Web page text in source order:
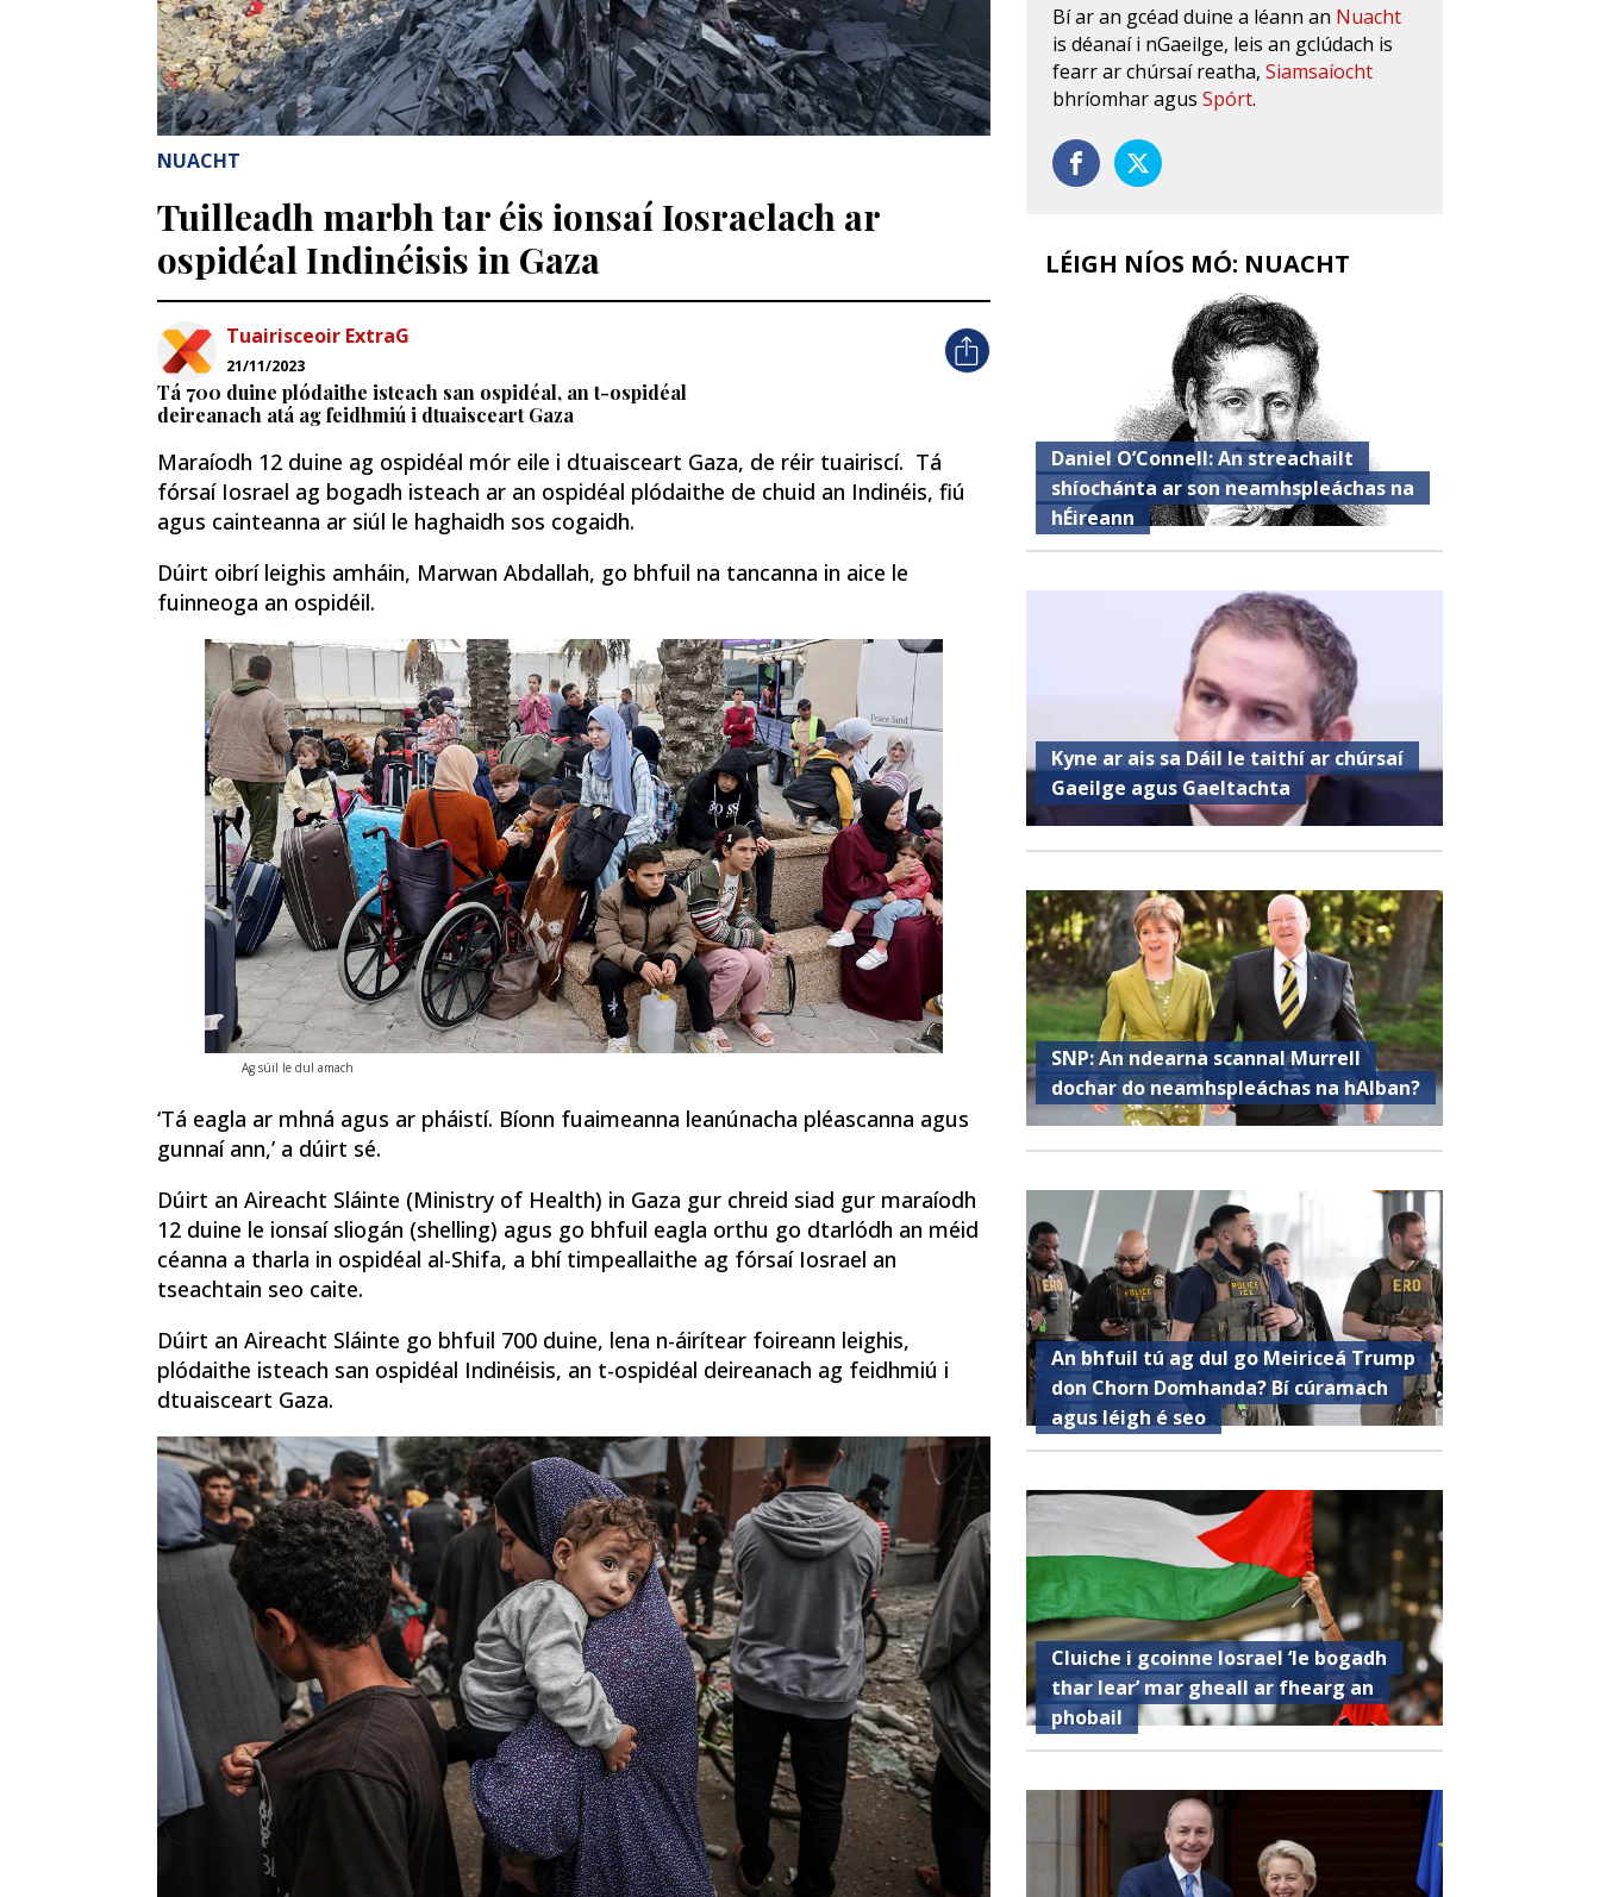
NUACHT
Tuilleadh marbh tar éis ionsaí Iosraelach ar
ospidéal Indinéisis in Gaza
Tuairisceoir ExtraG
21/11/2023
Tá 700 duine plódaithe isteach san ospidéal, an t-ospidéal
deireanach atá ag feidhmiú i dtuaisceart Gaza
Maraíodh 12 duine ag ospidéal mór eile i dtuaisceart Gaza, de réir tuairiscí. Tá
fórsaí Iosrael ag bogadh isteach ar an ospidéal plódaithe de chuid an Indinéis, fiú
agus cainteanna ar siúl le haghaidh sos cogaidh.
Dúirt oibrí leighis amháin, Marwan Abdallah, go bhfuil na tancanna in aice le
fuinneoga an ospidéil.
Ag súil le dul amach
‘Tá eagla ar mhná agus ar pháistí. Bíonn fuaimeanna leanúnacha pléascanna agus
gunnaí ann,’ a dúirt sé.
Dúirt an Aireacht Sláinte (Ministry of Health) in Gaza gur chreid siad gur maraíodh
12 duine le ionsaí sliogán (shelling) agus go bhfuil eagla orthu go dtarlódh an méid
céanna a tharla in ospidéal al-Shifa, a bhí timpeallaithe ag fórsaí Iosrael an
tseachtain seo caite.
Dúirt an Aireacht Sláinte go bhfuil 700 duine, lena n-áirítear foireann leighis,
plódaithe isteach san ospidéal Indinéisis, an t-ospidéal deireanach ag feidhmiú i
dtuaisceart Gaza.
Bí ar an gcéad duine a léann an Nuacht
is déanaí i nGaeilge, leis an gclúdach is
fearr ar chúrsaí reatha,Siamsaíocht
bhríomhar agusSpórt.
LÉIGH NÍOS MÓ: NUACHT
Daniel O’Connell: An streachailt
shíochánta ar son neamhspleáchas na
hÉireann
Kyne ar ais sa Dáil le taithí ar chúrsaí
Gaeilge agus Gaeltachta
SNP: An ndearna scannal Murrell
dochar do neamhspleáchas na hAlban?
An bhfuil tú ag dul go Meiriceá Trump
don Chorn Domhanda? Bí cúramach
agus léigh é seo
Cluiche i gcoinne Iosrael ‘le bogadh
thar lear’ mar gheall ar fhearg an
phobail